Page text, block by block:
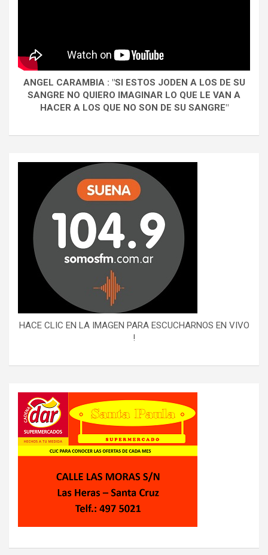
ANGEL CARAMBIA : "SI ESTOS JODEN A LOS DE SU
SANGRE NO QUIERO IMAGINAR LO QUE LE VAN A
HACER A LOS QUE NO SON DE SU SANGRE"
HACE CLIC EN LA IMAGEN PARA ESCUCHARNOS EN VIVO
!